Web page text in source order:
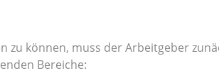
können, muss der Arbeitgeber
Bereiche: